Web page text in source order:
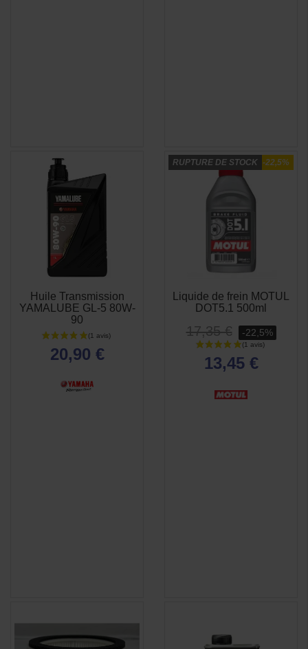
Huile Transmission
YAMALUBE GL-5 80W-
90
20,90 €
-22,5%
RUPTURE DE STOCK
Liquide de frein MOTUL
DOT5.1 500ml
17,35 € -22,5%
13,45 €
APERÇU
RAPIDE
APERÇU
RAPIDE